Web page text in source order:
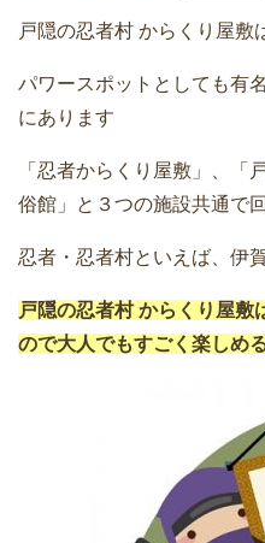
戸隠の忍者村 からくり屋敷
パワースポットとしても有
にあります
「忍者からくり屋敷」、「
俗館」と３つの施設共通で
忍者・忍者村といえば、伊
戸隠の忍者村 からくり屋敷
ので大人でもすごく楽しめ